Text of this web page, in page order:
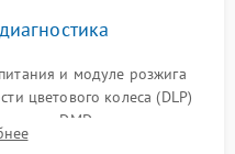
и модуле розжига
цветового колеса (DLP)
DMD-чипа, датчиков
мультиметра и